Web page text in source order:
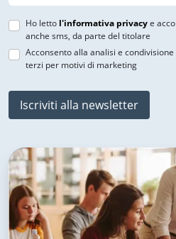
Ho letto l'informativa privacye
anche sms, da parte del titolare
Acconsento alla analisi e
terzi per motivi di marketing
Iscriviti alla newsletter